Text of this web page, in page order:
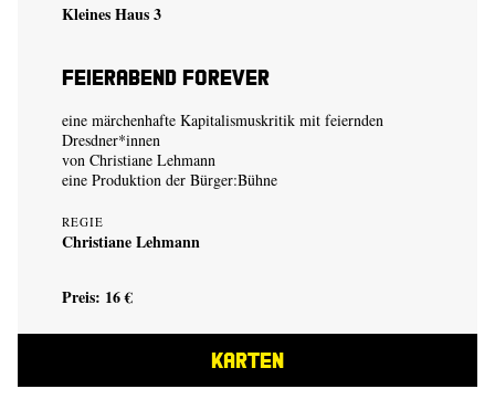
Kleines Haus 3
Feierabend Forever
eine märchenhafte Kapitalismuskritik mit feiernden
Dresdner*innen
von Christiane Lehmann
eine Produktion der Bürger:Bühne
REGIE
Christiane Lehmann
Preis: 16 €
KARTEN